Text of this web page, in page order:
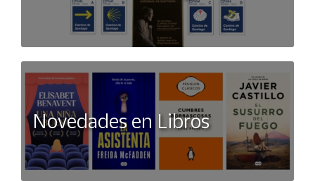
Novedades en Libros